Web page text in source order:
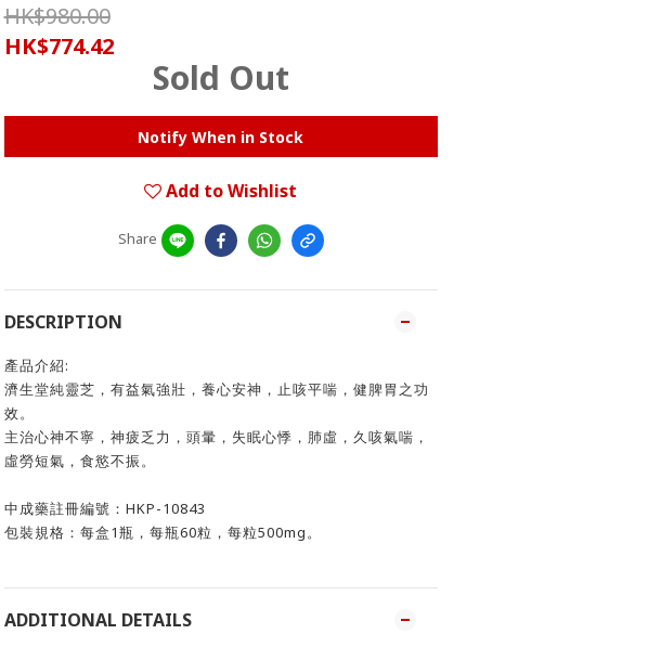
HK$980.00
HK$774.42
Sold Out
Notify When in Stock
Add to Wishlist
Share
DESCRIPTION
產品介紹:
濟生堂純靈芝，有益氣強壯，養心安神，止咳平喘，健脾胃之功
效。
主治心神不寧，神疲乏力，頭暈，失眠心悸，肺虛，久咳氣喘，
虛勞短氣，食慾不振。
中成藥註冊編號：HKP-10843
包裝規格：每盒1瓶，每瓶60粒，每粒500mg。
ADDITIONAL DETAILS